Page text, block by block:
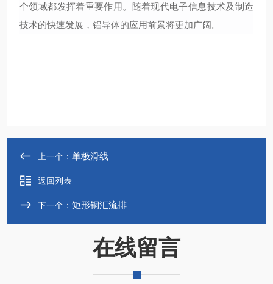
个领域都发挥着重要作用。随着现代电子信息技术及制造
技术的快速发展，铝导体的应用前景将更加广阔。
上一个： 单极滑线
返回列表
下一个： 矩形铜汇流排
在线留言